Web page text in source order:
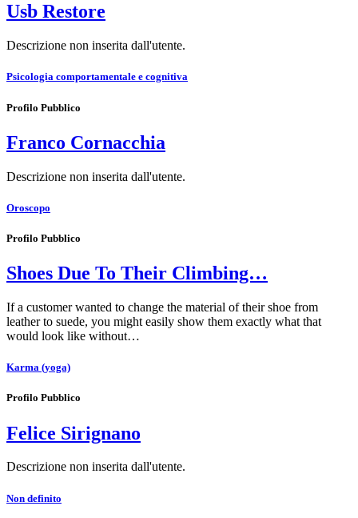
Usb Restore
Descrizione non inserita dall'utente.
Psicologia comportamentale e cognitiva
Profilo Pubblico
Franco Cornacchia
Descrizione non inserita dall'utente.
Oroscopo
Profilo Pubblico
Shoes Due To Their Climbing…
If a customer wanted to change the material of their shoe from
leather to suede, you might easily show them exactly what that
would look like without…
Karma (yoga)
Profilo Pubblico
Felice Sirignano
Descrizione non inserita dall'utente.
Non definito